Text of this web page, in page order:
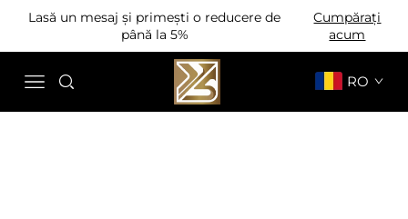
Lasă un mesaj și primești o reducere de
până la 5%
Cumpărați
acum
RO